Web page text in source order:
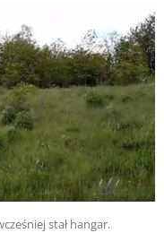
stał hangar.